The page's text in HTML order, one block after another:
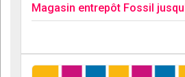
Magasin entrepôt Fossil